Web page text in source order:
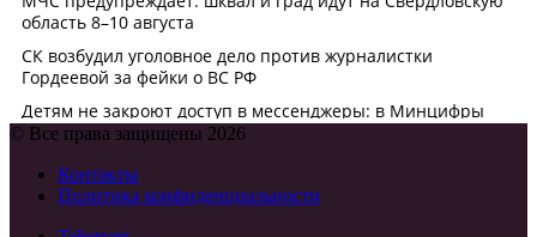
© Все права защищены 2026
Контакты
Политика конфиденциальности